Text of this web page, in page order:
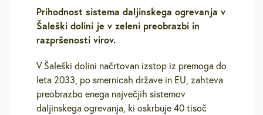
Prihodnost sistema daljinskega ogrevanja v
Šaleški dolini je v zeleni preobrazbi in
razpršenosti virov.
V Šaleški dolini načrtovan izstop iz premoga do
leta 2033, po smernicah države in EU, zahteva
preobrazbo enega največjih sistemov
daljinskega ogrevanja, ki oskrbuje 40 tisoč